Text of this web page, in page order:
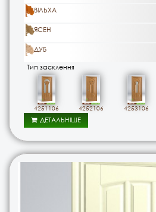
ВІЛЬХА
ЯСЕН
ДУБ
Тип засклення
4251106 4252106 4253106
ДЕТАЛЬНІШЕ